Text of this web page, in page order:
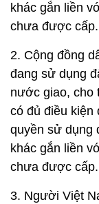
khác gắn liền
chưa được cấp.
2. Cộng đồng
đang sử dụng
nước giao, cho
có đủ điều kiện
quyền sử dụng
khác gắn liền
chưa được cấp.
3. Người Việt